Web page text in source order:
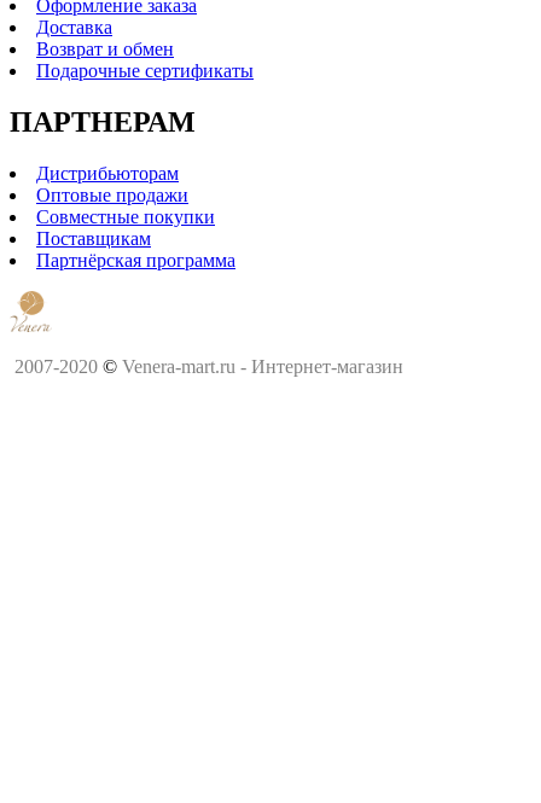
Оформление заказа
Доставка
Возврат и обмен
Подарочные сертификаты
ПАРТНЕРАМ
Дистрибьюторам
Оптовые продажи
Совместные покупки
Поставщикам
Партнёрская программа
2007-2020 © Venera-mart.ru - Интернет-магазин